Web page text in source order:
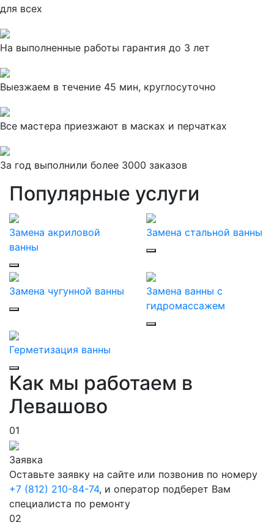
для всех
На выполненные работы гарантия до 3 лет
Выезжаем в течение 45 мин, круглосуточно
Все мастера приезжают в масках и перчатках
За год выполнили более 3000 заказов
Популярные услуги
Замена акриловой
ванны
Замена стальной ванны
Замена чугунной ванны
Замена ванны с
гидромассажем
Герметизация ванны
Как мы работаем в
Левашово
01
Заявка
Оставьте заявку на сайте или позвонив по номеру
+7 (812) 210-84-74, и оператор подберет Вам
специалиста по ремонту
02